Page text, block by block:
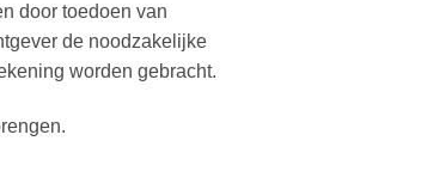
door toedoen van
de noodzakelijke
worden gebracht.